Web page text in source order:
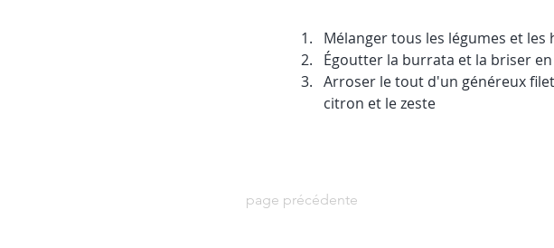
Mélanger tous les légumes et
Égoutter la burrata et la briser
Arroser le tout d'un généreux
citron et le zeste
page précédente